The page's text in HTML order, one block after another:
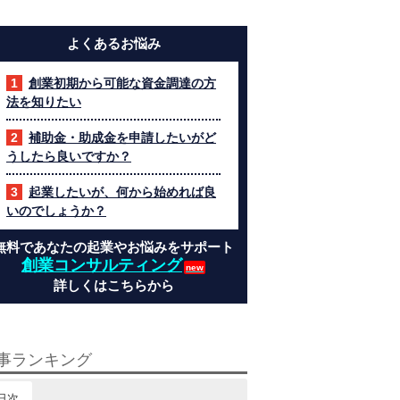
よくあるお悩み
創業初期から可能な資金調達の方
法を知りたい
補助金・助成金を申請したいがど
うしたら良いですか？
起業したいが、何から始めれば良
いのでしょうか？
料であなたの起業やお悩みをサポート
創業コンサルティング
詳しくはこちらから
ランキング